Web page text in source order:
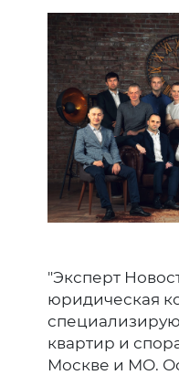
"Эксперт
юридическая
квартир и
Москве и МО.